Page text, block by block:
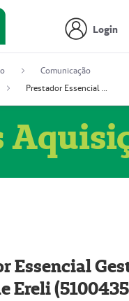
Login
Comunicação
Prestador Essencial Gestão em Saúde Ereli (51004354-7)
Essencial
Ereli